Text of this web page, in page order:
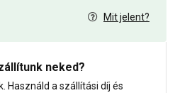
Mit jelent?
neked?
Használd a szállítási díj és